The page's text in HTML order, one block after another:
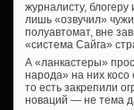
журналисту,
лишь «озвучил»
полуавтомат, вне
«система Сайга»
А «ланкастеры»
народа» на них
то есть закрепили
новаций — не тема